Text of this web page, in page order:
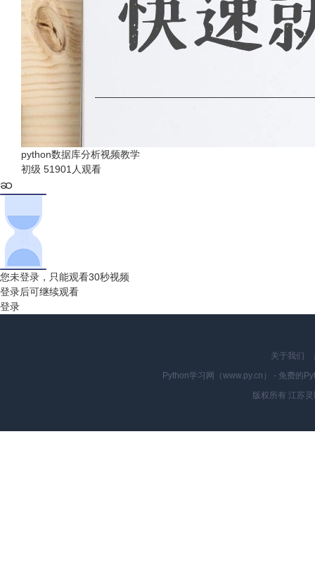
python数据库分析视频教学
初级 51901人观看
您未登录，只能观看30秒视频
登录后可继续观看
登录
关于我们
Python学习网（www.py.cn） - 免费的
版权所有 江苏